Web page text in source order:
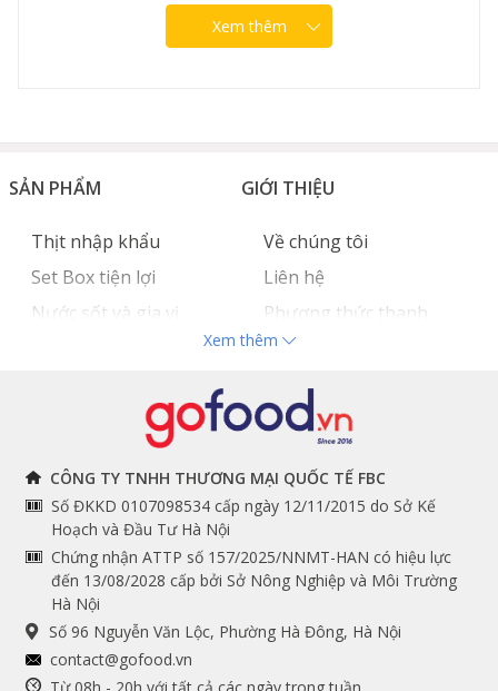
Xem thêm
SẢN PHẨM
Thịt nhập khẩu
Set Box tiện lợi
Nước sốt và gia vị
GIỚI THIỆU
Về chúng tôi
Liên hệ
Phương thức thanh
toán
Tuyển dụng
THÔNG TIN
Chính sách và quy định
chung
Hướng dẫn đặt hàng
Cam kết chất lượng
THEO DÕI NGAY
Facebook
Instagram
Youtube
Tiktok
Xem thêm
CÔNG TY TNHH THƯƠNG MẠI QUỐC TẾ FBC
Số ĐKKD 0107098534 cấp ngày 12/11/2015 do Sở Kế
Hoạch và Đầu Tư Hà Nội
Chứng nhận ATTP số 157/2025/NNMT-HAN có hiệu lực
đến 13/08/2028 cấp bởi Sở Nông Nghiệp và Môi Trường
Hà Nội
Số 96 Nguyễn Văn Lộc, Phường Hà Đông, Hà Nội
contact@gofood.vn